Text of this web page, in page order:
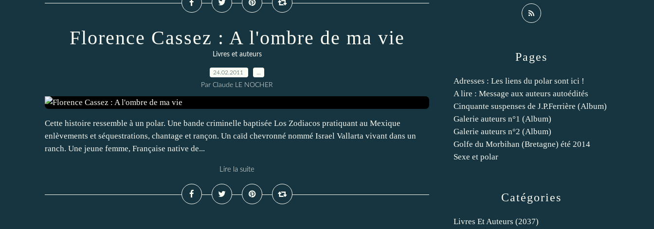
Florence Cassez : A l'ombre de ma vie
Livres et auteurs
24.02.2011
Par Claude LE NOCHER
Cette histoire ressemble à un polar. Une bande criminelle baptisée Los Zodiacos pratiquant au Mexique
enlèvements et séquestrations, chantage et rançon. Un caïd chevronné nommé Israel Vallarta vivant dans un
ranch. Une jeune femme, Française native de...
Lire la suite
Catégories
Livres Et Auteurs (2037)
Pages
Adresses : Les liens du polar sont ici !
A lire : Message aux auteurs autoédités
Cinquante suspenses de J.P.Ferrière (Album)
Galerie auteurs n°1 (Album)
Galerie auteurs n°2 (Album)
Golfe du Morbihan (Bretagne) été 2014
Sexe et polar